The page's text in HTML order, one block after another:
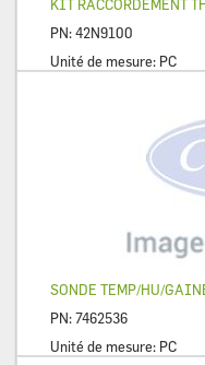
KIT RACCORDEMENT
PN:42N9100
Unité de mesure: PC
SONDE TEMP/HU/
PN:7462536
Unité de mesure: PC